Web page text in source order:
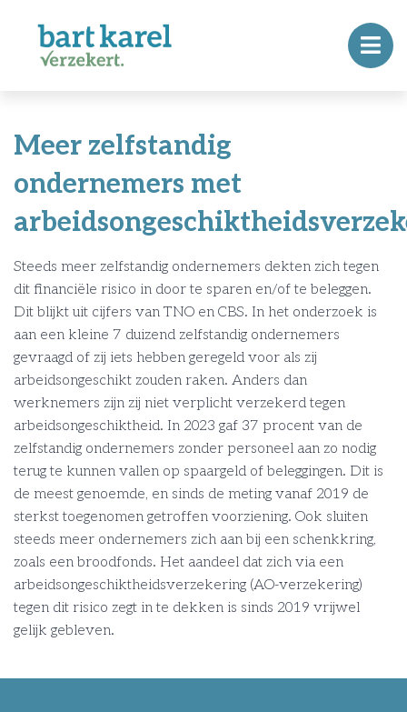
Meer zelfstandig
ondernemers met
Steeds meer zelfstandig ondernemers dekten zich tegen
dit financiële risico in door te sparen en/of te beleggen.
Dit blijkt uit cijfers van TNO en CBS. In het onderzoek is
aan een kleine 7 duizend zelfstandig ondernemers
gevraagd of zij iets hebben geregeld voor als zij
arbeidsongeschikt zouden raken. Anders dan
werknemers zijn zij niet verplicht verzekerd tegen
arbeidsongeschiktheid. In 2023 gaf 37 procent van de
zelfstandig ondernemers zonder personeel aan zo nodig
terug te kunnen vallen op spaargeld of beleggingen. Dit is
de meest genoemde, en sinds de meting vanaf 2019 de
sterkst toegenomen getroffen voorziening. Ook sluiten
steeds meer ondernemers zich aan bij een schenkkring,
zoals een broodfonds. Het aandeel dat zich via een
arbeidsongeschiktheidsverzekering (AO-verzekering)
tegen dit risico zegt in te dekken is sinds 2019 vrijwel
gelijk gebleven.